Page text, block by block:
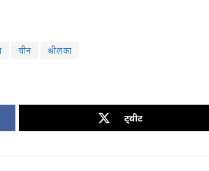
चीन श्रीलंका
ट्वीट